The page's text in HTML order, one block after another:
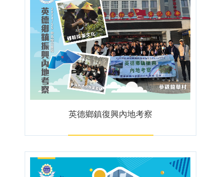
英德鄉鎮復興內地考察